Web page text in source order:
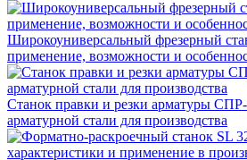
Широкоуниверсальный фрезерный
применение, возможности и
Станок правки и резки арматуры СПР-
арматурной стали для производства